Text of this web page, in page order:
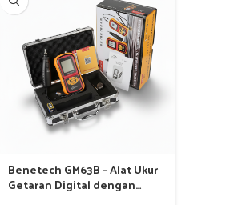
Benetech GM63B – Alat Ukur
Getaran Digital dengan